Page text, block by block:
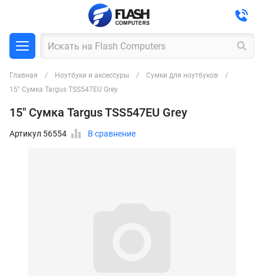
Главная Ноутбуки и аксессуры
Сумки для ноутбуков
15" Сумка Targus TSS547EU Grey
15" Сумка Targus TSS547EU Grey
Артикул 56554 В сравнение